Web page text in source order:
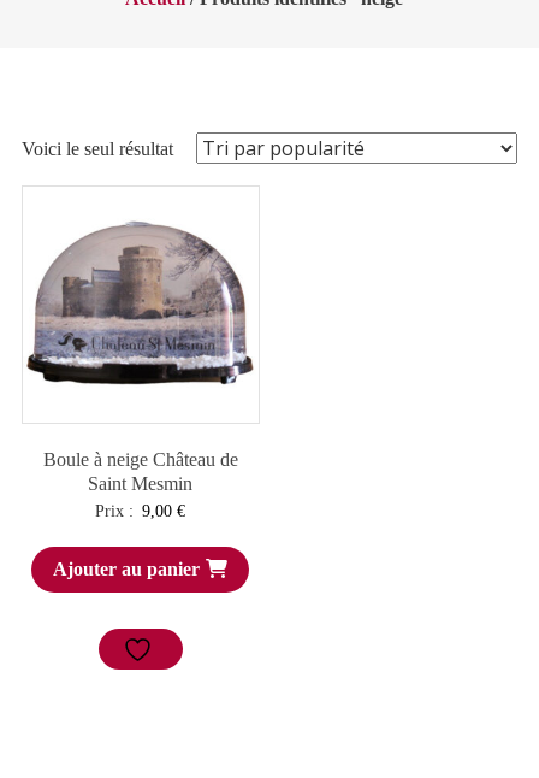
Voici le seul résultat
Boule à neige Château de
Saint Mesmin
Prix : 9,00€
Ajouter au panier